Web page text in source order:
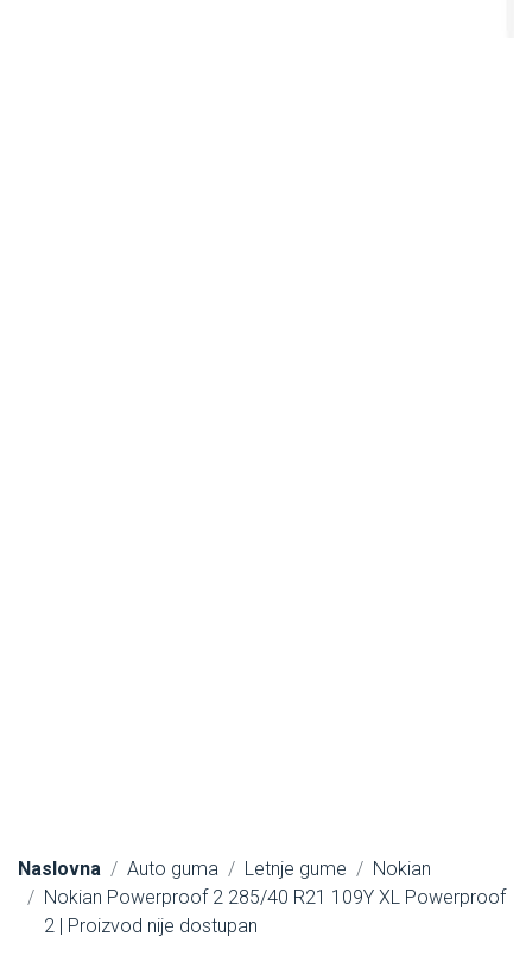
Naslovna Auto guma Letnje gume
Nokian
Nokian Powerproof 2 285/40 R21 109Y XL Powerproof
2 | Proizvod nije dostupan